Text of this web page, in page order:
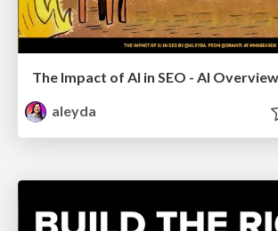
aleyda